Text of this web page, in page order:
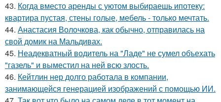
43. Когда вместо аренды с уютом выбираешь ипотеку:
квартира пустая, стены голые, мебель - только мечтать.
44. Анастасия Волочкова, как обычно, отправилась на
свой домик на Мальдивах.
45. Неадекватный водитель на "Ладе" не сумел объехать
"газель" и выместил на ней всю злость.
46. Кейтлин нер долго работала в компании,
занимающейся генерацией изображений с помощью ИИ.